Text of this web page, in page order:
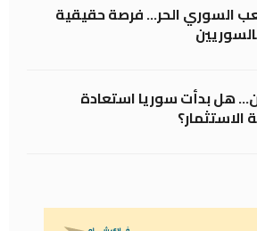
السوري الحر… فرصة حقيقية
هل بدأت سوريا استعادة